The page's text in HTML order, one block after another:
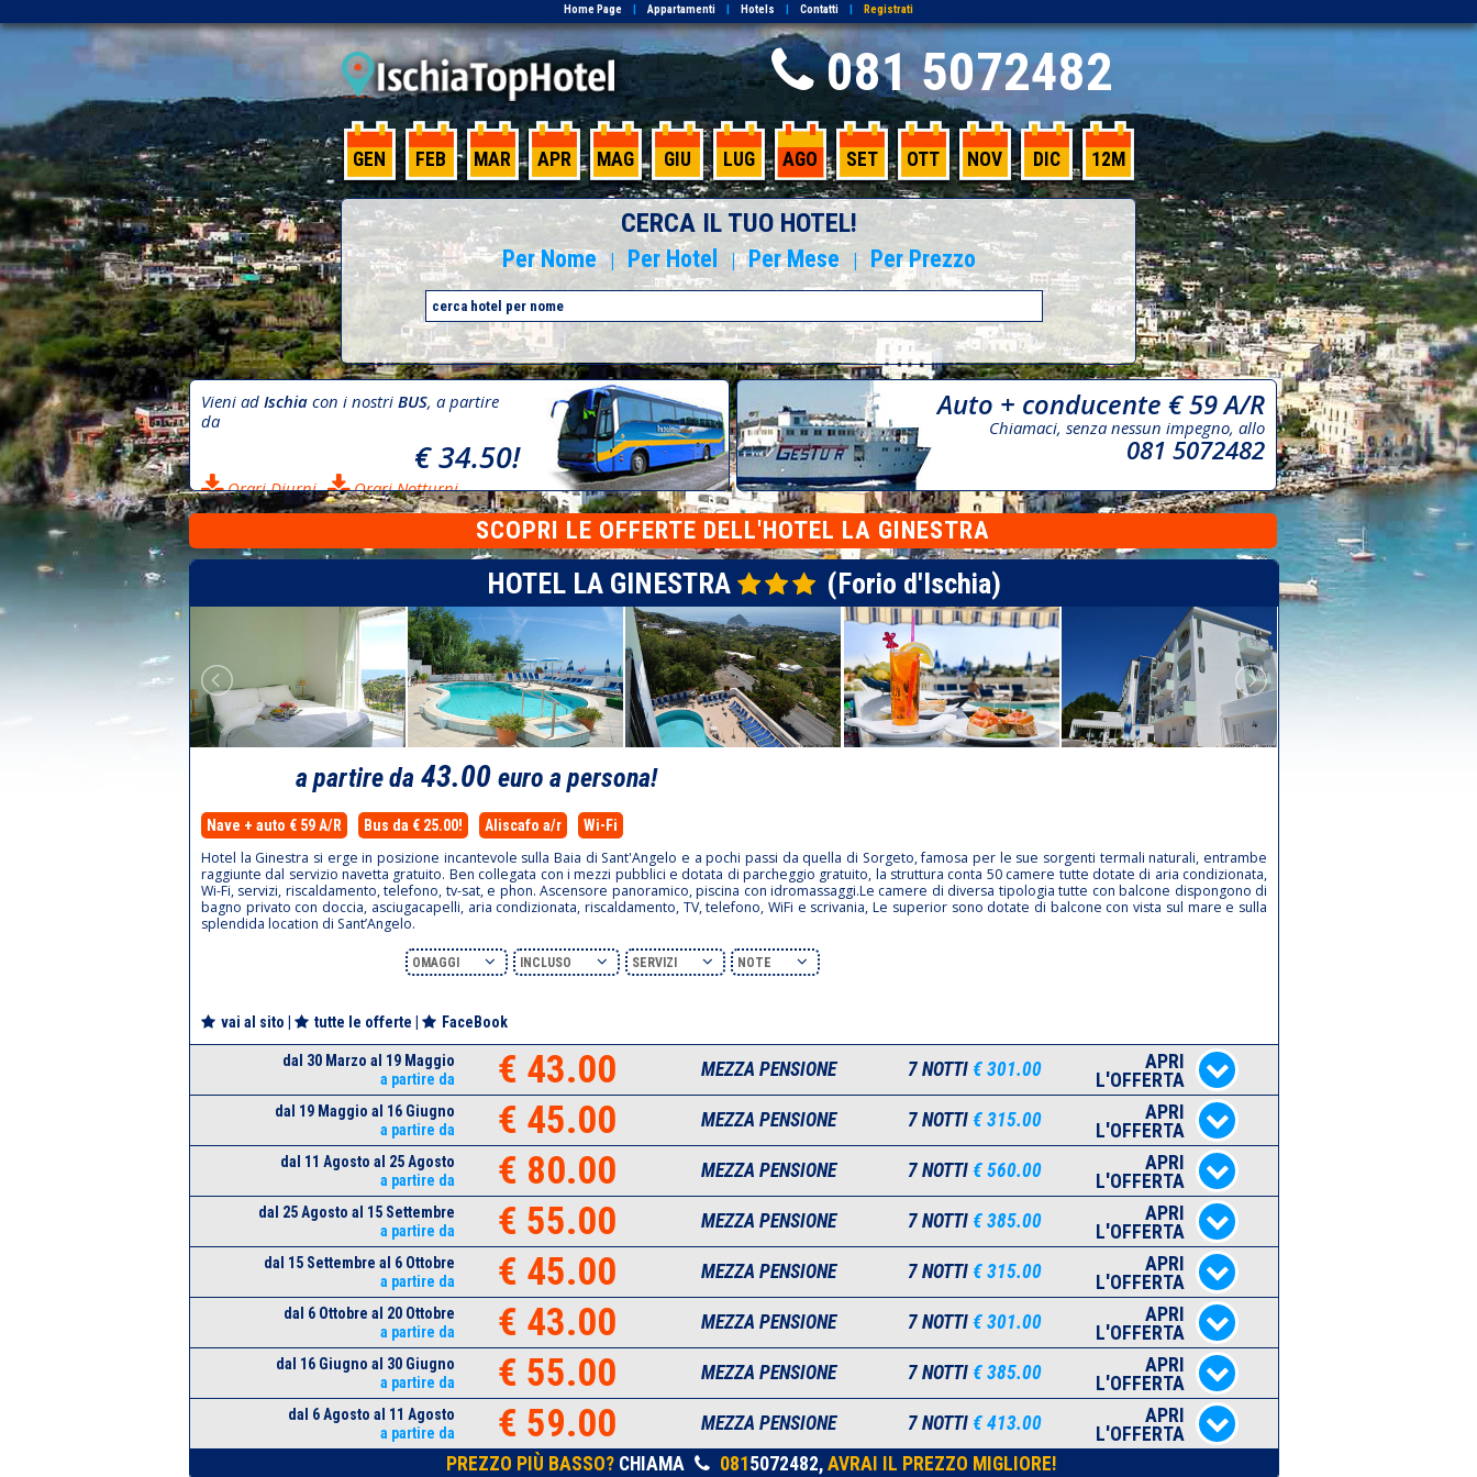
Home Page | Appartamenti | Hotels | Contatti | Registrati
081 5072482
GEN FEB MAR APR MAG GIU LUG AGO SET OTT NOV DIC 12M
CERCA IL TUO HOTEL!
Per Nome | Per Hotel | Per Mese | Per Prezzo
Vieni ad Ischia con i nostri BUS, a partire
da
€ 34.50!
Orari Diurni Orari Notturni
Auto + conducente € 59 A/R
Chiamaci, senza nessun impegno, allo
081 5072482
SCOPRI LE OFFERTE DELL'HOTEL LA GINESTRA
HOTEL LA GINESTRA (Forio d'Ischia)
a partire da 43.00 euro a persona!
Nave + auto € 59 A/R Bus da € 25.00! Aliscafo a/r Wi-Fi
Hotel la Ginestra si erge in posizione incantevole sulla Baia di Sant'Angelo e a pochi passi da quella di Sorgeto, famosa per le sue sorgenti termali naturali, entrambe
raggiunte dal servizio navetta gratuito. Ben collegata con i mezzi pubblici e dotata di parcheggio gratuito, la struttura conta 50 camere tutte dotate di aria condizionata,
Wi-Fi, servizi, riscaldamento, telefono, tv-sat, e phon. Ascensore panoramico, piscina con idromassaggi.Le camere di diversa tipologia tutte con balcone dispongono di
bagno privato con doccia, asciugacapelli, aria condizionata, riscaldamento, TV, telefono, WiFi e scrivania, Le superior sono dotate di balcone con vista sul mare e sulla
splendida location di Sant’Angelo.
OMAGGI INCLUSO SERVIZI NOTE
vai al sito tutte le offerte FaceBook
dal 30 Marzo al 19 Maggio
a partire da
€ 43.00 MEZZA PENSIONE 7 NOTTI € 301.00
APRI
L'OFFERTA
dal 19 Maggio al 16 Giugno
a partire da
€ 45.00 MEZZA PENSIONE 7 NOTTI € 315.00
APRI
L'OFFERTA
dal 11 Agosto al 25 Agosto
a partire da
€ 80.00 MEZZA PENSIONE 7 NOTTI € 560.00
APRI
L'OFFERTA
dal 25 Agosto al 15 Settembre
a partire da
€ 55.00 MEZZA PENSIONE 7 NOTTI € 385.00
APRI
L'OFFERTA
dal 15 Settembre al 6 Ottobre
a partire da
€ 45.00 MEZZA PENSIONE 7 NOTTI € 315.00
APRI
L'OFFERTA
dal 6 Ottobre al 20 Ottobre
a partire da
€ 43.00 MEZZA PENSIONE 7 NOTTI € 301.00
APRI
L'OFFERTA
dal 16 Giugno al 30 Giugno
a partire da
€ 55.00 MEZZA PENSIONE 7 NOTTI € 385.00
APRI
L'OFFERTA
dal 6 Agosto al 11 Agosto
a partire da
€ 59.00 MEZZA PENSIONE 7 NOTTI € 413.00
APRI
L'OFFERTA
PREZZO PIÙ BASSO?CHIAMA 081 5072482, AVRAI IL PREZZO MIGLIORE!